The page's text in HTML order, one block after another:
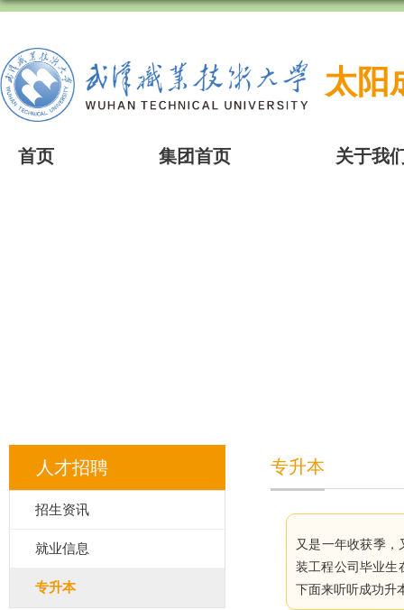
太阳
首页 集团首页 关于我
人才招聘
招生资讯
就业信息
专升本
专升本
又是一年收获季
装工程公司毕业生
下面来听听成功升